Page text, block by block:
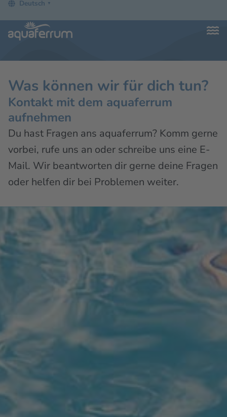
Deutsch ▼
Was können wir für dich tun?
Kontakt mit dem aquaferrum
aufnehmen
Du hast Fragen ans aquaferrum? Komm gerne
vorbei, rufe uns an oder schreibe uns eine E-
Mail. Wir beantworten dir gerne deine Fragen
oder helfen dir bei Problemen weiter.